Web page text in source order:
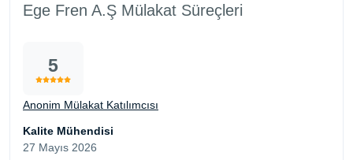
Ege Fren A.Ş Mülakat Süreçleri
5
Anonim Mülakat Katılımcısı
Kalite Mühendisi
27 Mayıs 2026